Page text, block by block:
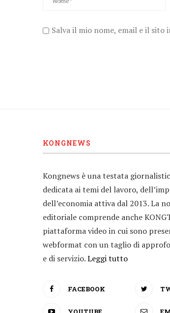
Salva il mio nome, email e il
KONGNEWS
Kongnews è una testata
dedicata ai temi del lavoro,
dell’economia attiva dal 2013. La
editoriale comprende anche
piattaforma video in cui sono
webformat con un taglio di
e di servizio.Leggi tutto
FACEBOOK